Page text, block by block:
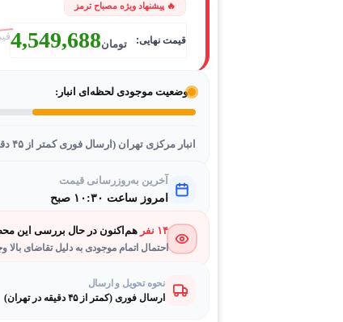
تومان4,549,688
وضعیت موجودی لحظه‌ای انبار:
انبار مرکزی تهران (ارسال فوری کمتر از ۴۵ دقیقه)
آخرین به‌روزرسانی قیمت
امروز ساعت ۱۰:۳۰ صبح
۱۴ نفر هم‌اکنون در حال بررسی این
احتمال اتمام موجودی به دلیل تقاضای بالا
نحوه تحویل و ارسال
ارسال فوری (کمتر از ۴۵ دقیقه در تهران)